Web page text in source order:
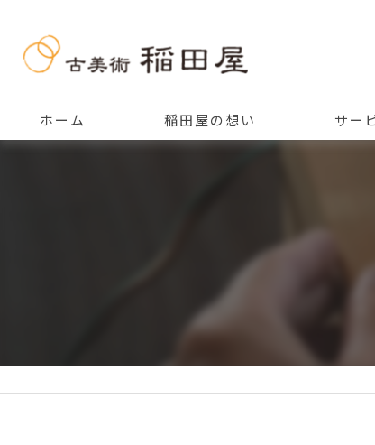
ホーム 稲田屋の想い サー